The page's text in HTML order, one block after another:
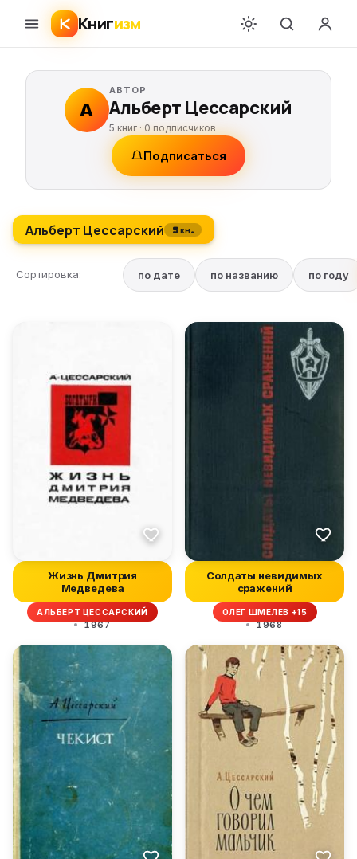
Книгизм
А
АВТОР
Альберт Цессарский
5 книг · 0 подписчиков
Подписаться
Альберт Цессарский 5 кн.
Сортировка: по дате по названию по году
Жизнь Дмитрия
Медведева
АЛЬБЕРТ ЦЕССАРСКИЙ
1967
Солдаты невидимых
сражений
ОЛЕГ ШМЕЛЕВ +15
1968